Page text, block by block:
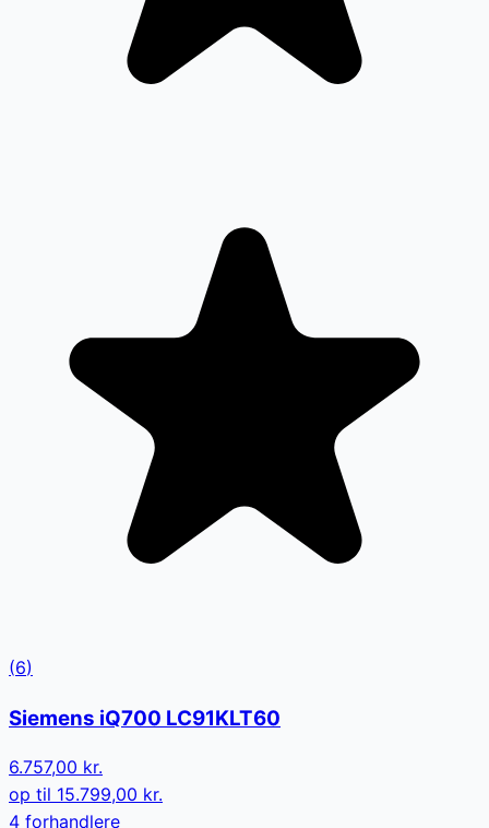
(6)
Siemens iQ700 LC91KLT60
6.757,00 kr.
op til 15.799,00 kr.
4 forhandlere